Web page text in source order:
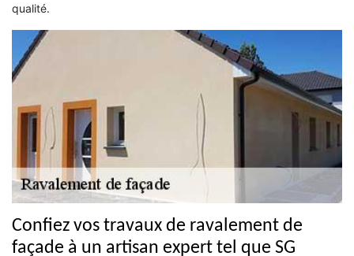
qualité.
Confiez vos travaux de ravalement de
façade à un artisan expert tel que SG